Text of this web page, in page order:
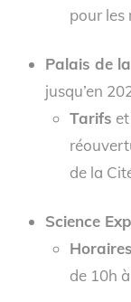
pour les
Palais de
jusqu’en
Tarifs et
de la
Science
Horaires
de 10h